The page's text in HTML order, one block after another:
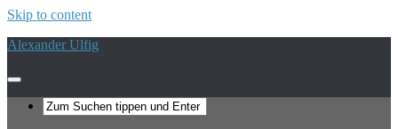
Skip to content
Alexander Ulfig